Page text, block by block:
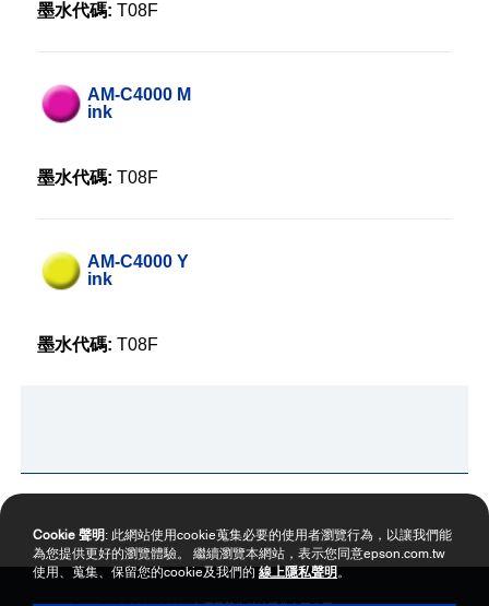
墨水代碼: T08F
AM-C4000 M
ink
墨水代碼: T08F
AM-C4000 Y
ink
墨水代碼: T08F
Cookie 聲明 : 此網站使用cookie蒐集必要的使用者瀏覽行為，以讓我們能
為您提供更好的瀏覽體驗。 繼續瀏覽本網站，表示您同意epson.com.tw
使用、蒐集、保留您的cookie及我們的 線上隱私聲明 。